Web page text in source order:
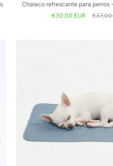
Chaleco refrescante para perros
€30,00 EUR
€37,00